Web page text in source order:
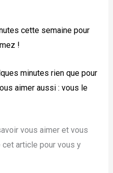
cette semaine pour
!
minutes rien que pour
aimer aussi : vous le
vous aimer et vous
article pour vous y